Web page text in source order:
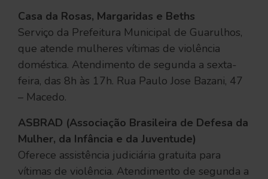
Casa da Rosas, Margaridas e Beths
Serviço da Prefeitura Municipal de Guarulhos,
que atende mulheres vítimas de violência
doméstica. Atendimento de segunda a sexta-
feira, das 8h às 17h. Rua Paulo Jose Bazani, 47
– Macedo.
ASBRAD (Associação Brasileira de Defesa da
Mulher, da Infância e da Juventude)
Oferece assistência judiciária gratuita para
vítimas de violência. Atendimento de segunda a